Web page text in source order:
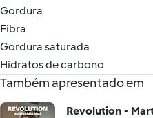
Gordura
Fibra
Gordura saturada
Hidratos de carbono
Também apresentado em
Revolution -